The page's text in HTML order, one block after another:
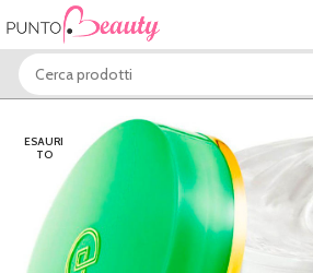
ESAURI
TO